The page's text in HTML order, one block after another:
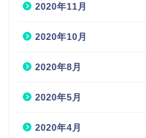
2020年11月
2020年10月
2020年8月
2020年5月
2020年4月